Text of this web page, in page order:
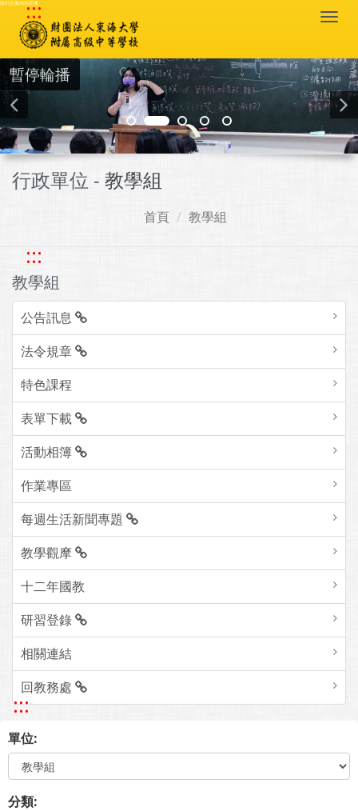
跳到主要內容區塊
:::
暫停輪播
行政單位 - 教學組
首頁 教學組
:::
教學組
公告訊息
法令規章
特色課程
表單下載
活動相簿
作業專區
每週生活新聞專題
教學觀摩
十二年國教
研習登錄
相關連結
回教務處
:::
單位:
分類: